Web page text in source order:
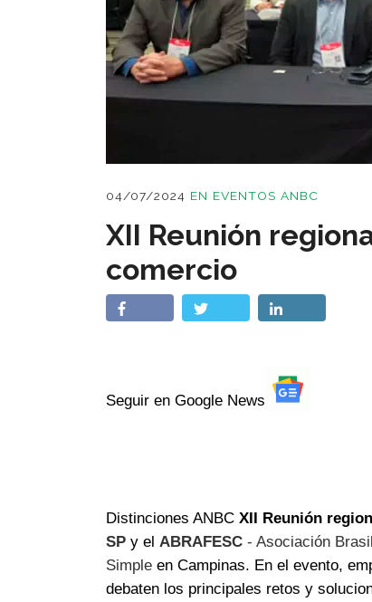
04/07/2024 EN EVENTOS ANBC
XII Reunión
comercio
Seguir en Google News
Distinciones ANBC XII Reunión
SP y el ABRAFESC - Asociación
Simple en Campinas. En el evento,
debaten los principales retos y